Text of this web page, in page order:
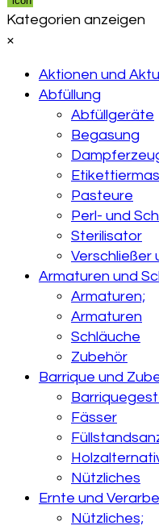
Kategorien anzeigen
×
Aktionen und
Abfüllung
Abfüllgeräte
Begasung
Pasteure
Perl- und
Sterilisator
Verschließer
Armaturen und
Armaturen;
Armaturen
Schläuche
Zubehör
Barrique und
Fässer
Nützliches
Ernte und
Nützliches;